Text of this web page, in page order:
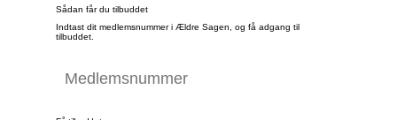
Sådan får du tilbuddet
Indtast dit medlemsnummer i Ældre Sagen, og få adgang til
tilbuddet.